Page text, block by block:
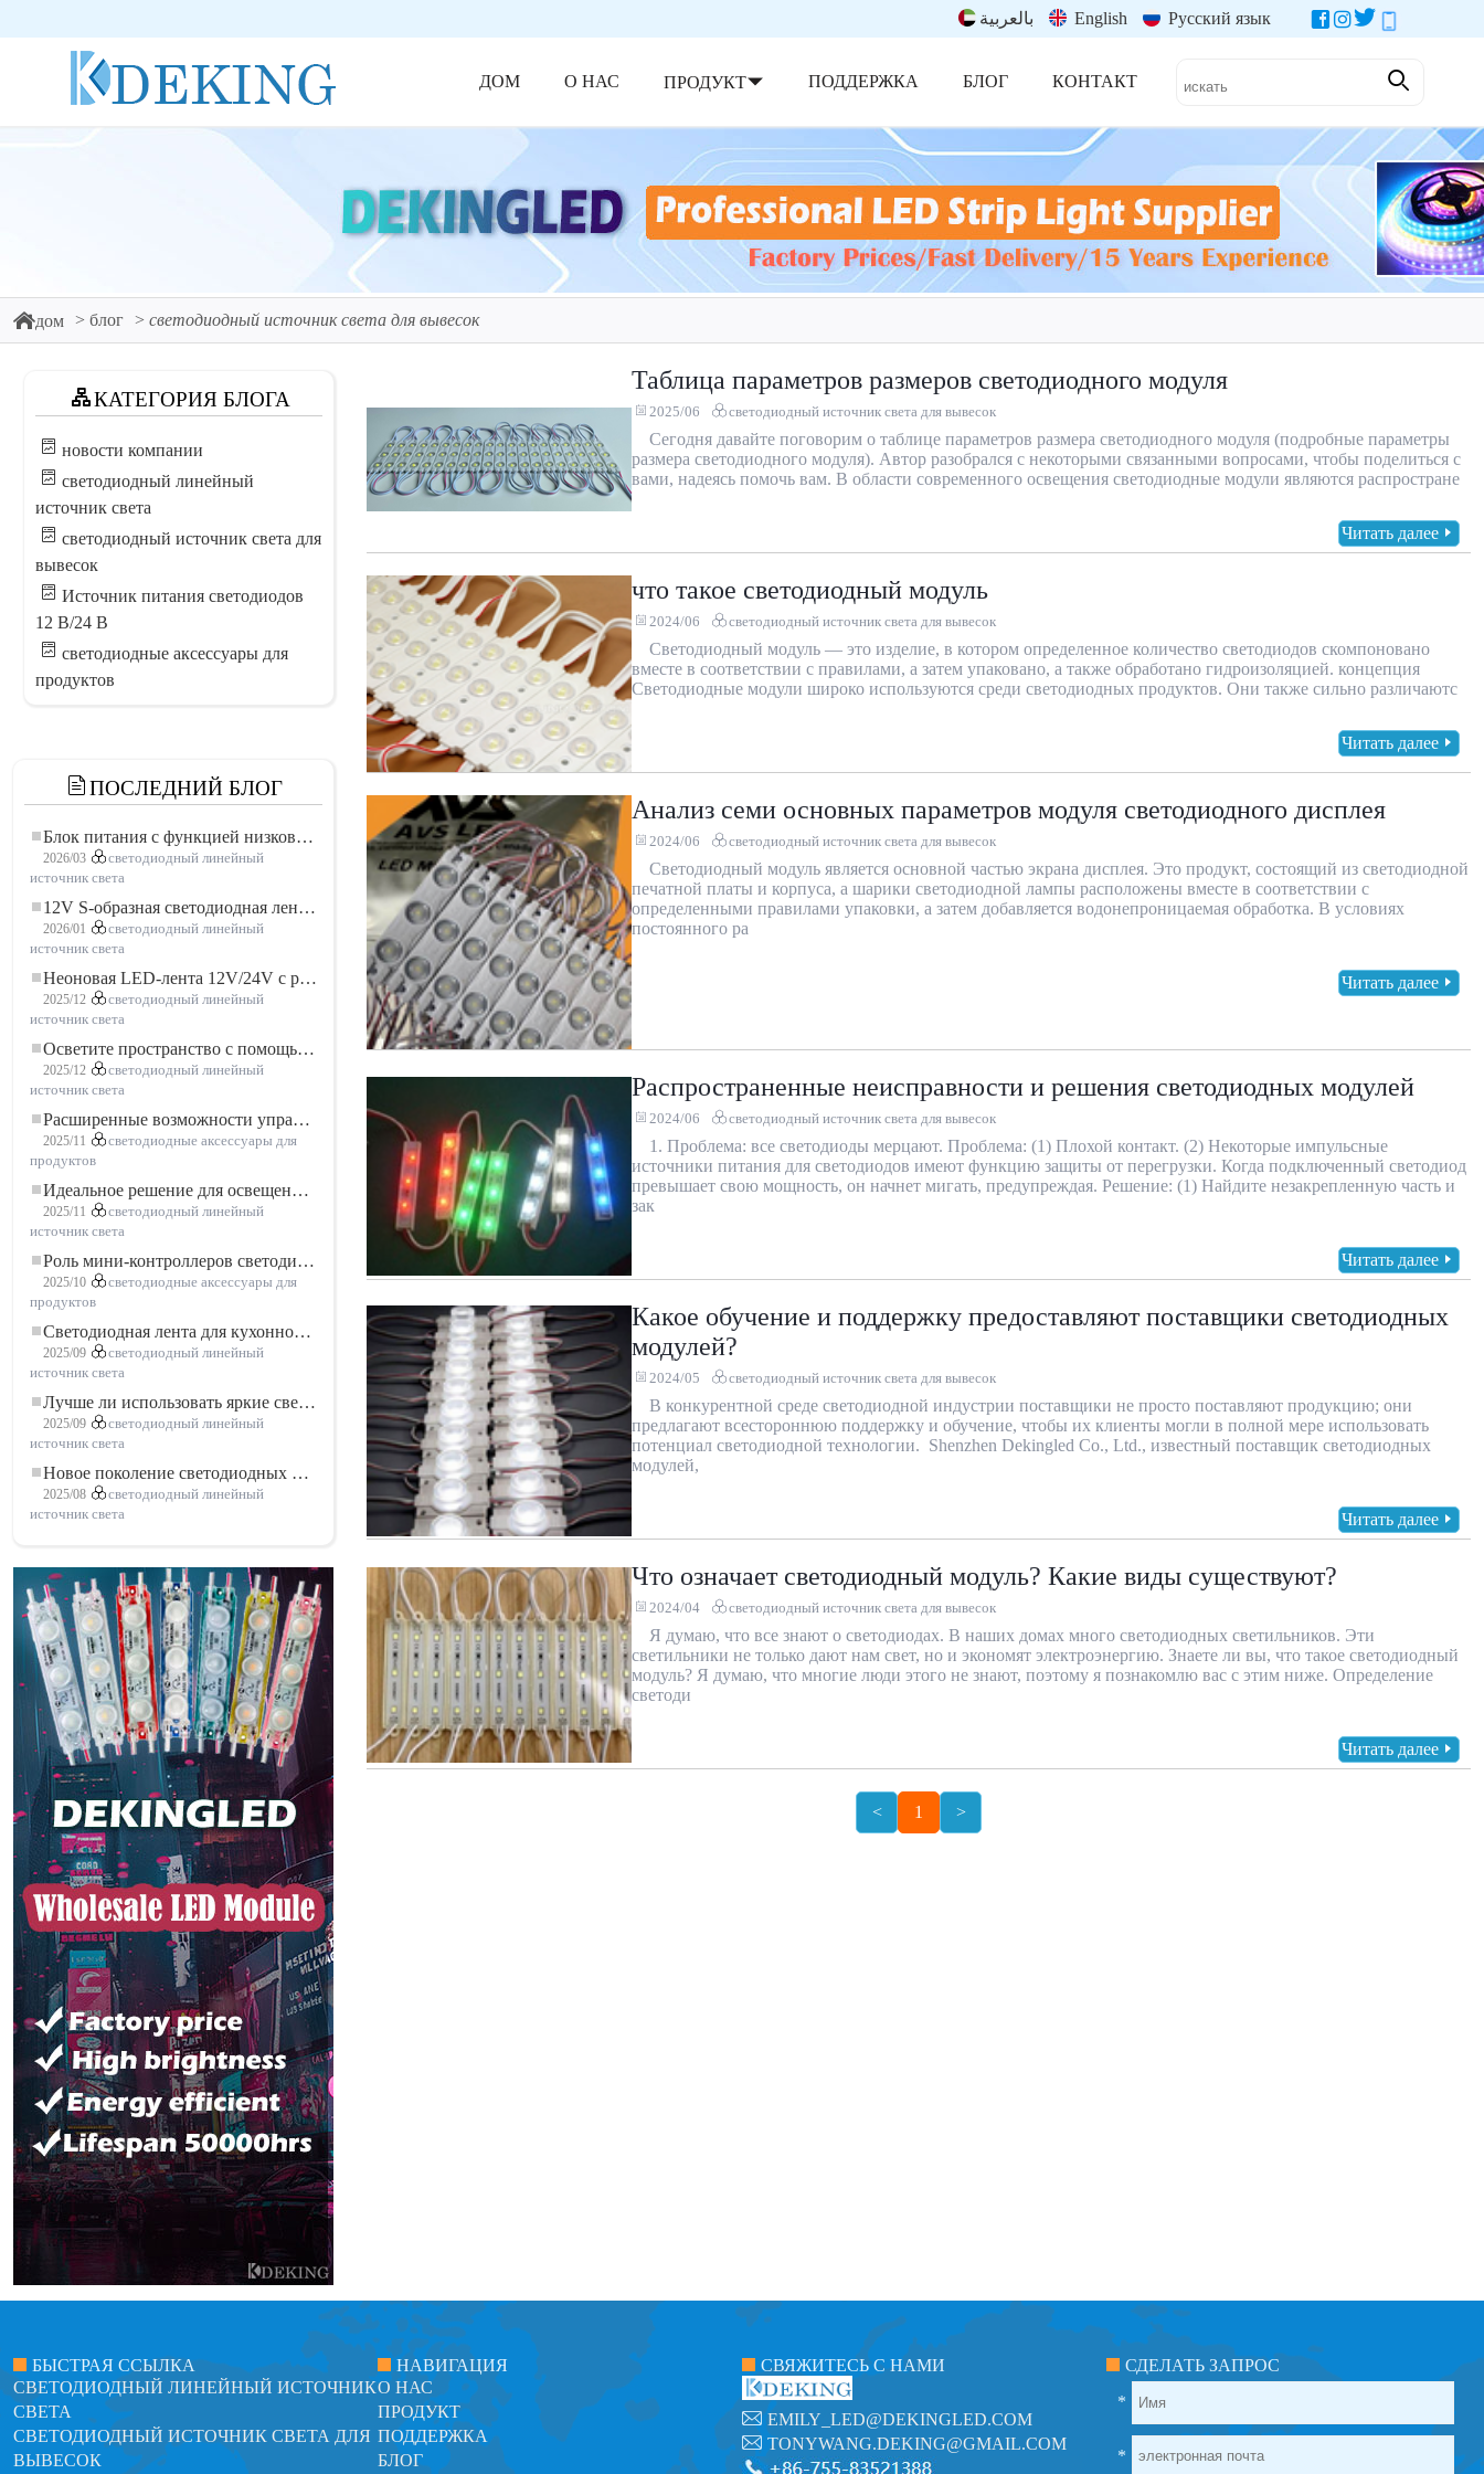
بالعربية English Русский язык
ДОМ О НАС ПРОДУКТ ПОДДЕРЖКА БЛОГ КОНТАКТ
дом блог светодиодный источник света для вывесок
КАТЕГОРИЯ БЛОГА
новости компании
светодиодный линейный
источник света
светодиодный источник света для
вывесок
Источник питания светодиодов
12 В/24 В
светодиодные аксессуары для
продуктов
ПОСЛЕДНИЙ БЛОГ
Блок питания с функцией низковольтного плавного пуска для LED освещения
2026/03
светодиодный линейный
источник света
12V S-образная светодиодная лента: гибкое и эффективное решение для современного освещения
2026/01
светодиодный линейный
источник света
Неоновая LED-лента 12V/24V с резкой по 3 светодиода: современное неоновое освещение для любого пространства
2025/12
светодиодный линейный
источник света
Осветите пространство с помощью гибкой низковольтной неоновой LED-ленты
2025/12
светодиодный линейный
источник света
Расширенные возможности управления освещением: основные преимущества контроллера RGBW 5–24 В
2025/11
светодиодные аксессуары для
продуктов
Идеальное решение для освещения: гибкая светодиодная лента COB высокой плотности FOB для современного освещения
2025/11
светодиодный линейный
источник света
Роль мини-контроллеров светодиодов в проектах светодиодных лент
2025/10
светодиодные аксессуары для
продуктов
Светодиодная лента для кухонного шкафа: сенсорная светодиодная лента COB, которая меняет представление о домашнем и коммерческом освещении
2025/09
светодиодный линейный
источник света
Лучше ли использовать яркие светодиодные лампы?
2025/09
светодиодный линейный
источник света
Новое поколение светодиодных лент: свободная резка для неограниченных возможностей
2025/08
светодиодный линейный
источник света
Таблица параметров размеров светодиодного модуля
2025/06 светодиодный источник света для вывесок
Сегодня давайте поговорим о таблице параметров размера светодиодного модуля (подробные параметры
размера светодиодного модуля). Автор разобрался с некоторыми связанными вопросами, чтобы поделиться с
вами, надеясь помочь вам. В области современного освещения светодиодные модули являются распростране
Читать далее
что такое светодиодный модуль
2024/06 светодиодный источник света для вывесок
Светодиодный модуль — это изделие, в котором определенное количество светодиодов скомпоновано
вместе в соответствии с правилами, а затем упаковано, а также обработано гидроизоляцией. концепция
Светодиодные модули широко используются среди светодиодных продуктов. Они также сильно различаютс
Читать далее
Анализ семи основных параметров модуля светодиодного дисплея
2024/06 светодиодный источник света для вывесок
Светодиодный модуль является основной частью экрана дисплея. Это продукт, состоящий из светодиодной
печатной платы и корпуса, а шарики светодиодной лампы расположены вместе в соответствии с
определенными правилами упаковки, а затем добавляется водонепроницаемая обработка. В условиях
постоянного ра
Читать далее
Распространенные неисправности и решения светодиодных модулей
2024/06 светодиодный источник света для вывесок
1. Проблема: все светодиоды мерцают. Проблема: (1) Плохой контакт. (2) Некоторые импульсные
источники питания для светодиодов имеют функцию защиты от перегрузки. Когда подключенный светодиод
превышает свою мощность, он начнет мигать, предупреждая. Решение: (1) Найдите незакрепленную часть и
зак
Читать далее
Какое обучение и поддержку предоставляют поставщики светодиодных
модулей?
2024/05 светодиодный источник света для вывесок
В конкурентной среде светодиодной индустрии поставщики не просто поставляют продукцию; они
предлагают всестороннюю поддержку и обучение, чтобы их клиенты могли в полной мере использовать
потенциал светодиодной технологии. Shenzhen Dekingled Co., Ltd., известный поставщик светодиодных
модулей,
Читать далее
Что означает светодиодный модуль? Какие виды существуют?
2024/04 светодиодный источник света для вывесок
Я думаю, что все знают о светодиодах. В наших домах много светодиодных светильников. Эти
светильники не только дают нам свет, но и экономят электроэнергию. Знаете ли вы, что такое светодиодный
модуль? Я думаю, что многие люди этого не знают, поэтому я познакомлю вас с этим ниже. Определение
светоди
Читать далее
< 1 >
БЫСТРАЯ ССЫЛКА
СВЕТОДИОДНЫЙ ЛИНЕЙНЫЙ ИСТОЧНИК
СВЕТА
СВЕТОДИОДНЫЙ ИСТОЧНИК СВЕТА ДЛЯ
ВЫВЕСОК
НАВИГАЦИЯ
О НАС
ПРОДУКТ
ПОДДЕРЖКА
БЛОГ
СВЯЖИТЕСЬ С НАМИ
EMILY_LED@DEKINGLED.COM
TONYWANG.DEKING@GMAIL.COM
СДЕЛАТЬ ЗАПРОС
*
*